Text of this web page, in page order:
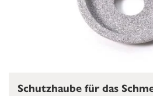
Schutzhaube für das